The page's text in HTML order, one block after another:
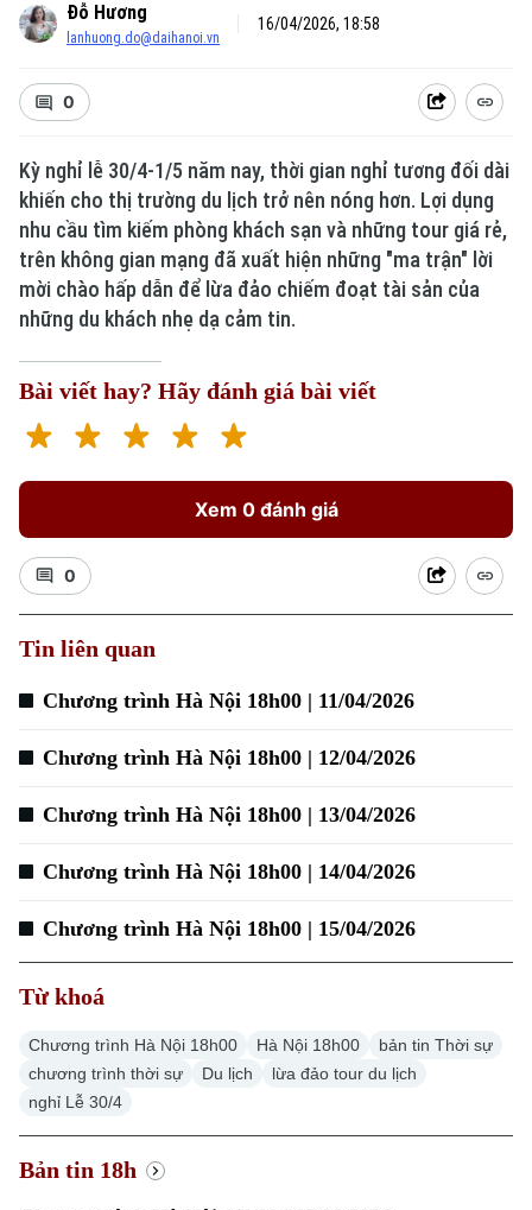
Xu hướng
Chuyên mục
Thời sự
Hà Nội
Chính trị
Xã hội
An ninh trật tự
Hà Nội
Người Hà Nội
Khoảnh khắc Hà Nội
Thế giới
Quân sự
Kinh tế
Đỗ Hương
lanhuong.do@daihanoi.vn
16/04/2026, 18:58
0
Kỳ nghỉ lễ 30/4-1/5 năm nay, thời gian nghỉ tương đối dài
khiến cho thị trường du lịch trở nên nóng hơn. Lợi dụng
nhu cầu tìm kiếm phòng khách sạn và những tour giá rẻ,
trên không gian mạng đã xuất hiện những "ma trận" lời
mời chào hấp dẫn để lừa đảo chiếm đoạt tài sản của
những du khách nhẹ dạ cảm tin.
Bài viết hay? Hãy đánh giá bài viết
Xem 0 đánh giá
0
Tin liên quan
Chương trình Hà Nội 18h00 | 11/04/2026
Chương trình Hà Nội 18h00 | 12/04/2026
Chương trình Hà Nội 18h00 | 13/04/2026
Chương trình Hà Nội 18h00 | 14/04/2026
Chương trình Hà Nội 18h00 | 15/04/2026
Từ khoá
Chương trình Hà Nội 18h00 Hà Nội 18h00
bản tin Thời sự
chương trình thời sự
Du lịch
lừa đảo tour du lịch
nghỉ Lễ 30/4
Bản tin 18h